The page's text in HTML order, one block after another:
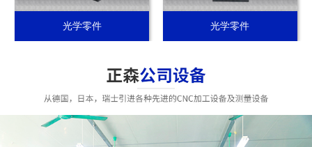
光学零件 光学零件